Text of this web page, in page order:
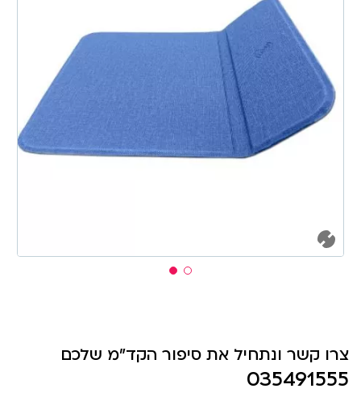
צרו קשר ונתחיל את סיפור הקד"מ שלכם
035491555